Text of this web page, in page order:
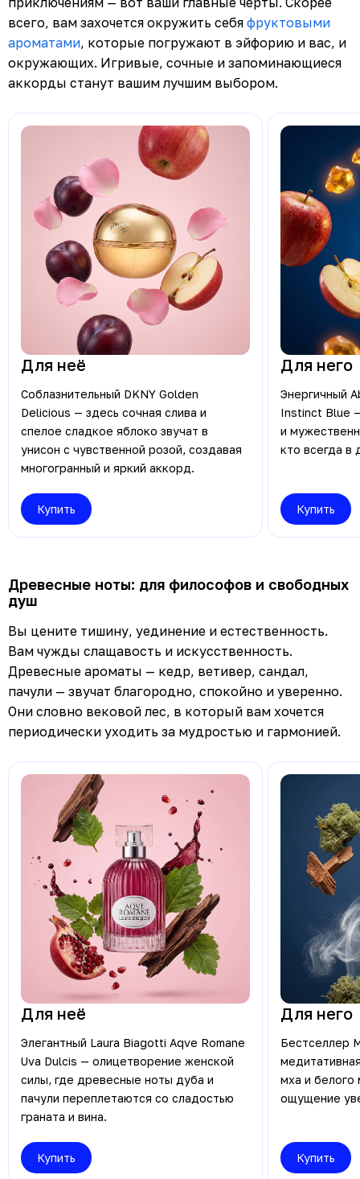
всего, вам захочется окружить себя фруктовыми
ароматами, которые погружают в эйфорию и вас, и
окружающих. Игривые, сочные и запоминающиеся
аккорды станут вашим лучшим выбором.
Для неё
Соблазнительный DKNY Golden
Delicious — здесь сочная слива и
спелое сладкое яблоко звучат в
унисон с чувственной розой, создавая
многогранный и яркий аккорд.
Купить
Для него
Энергичный
Instinct Blue
и
кто всегда в
Купить
Древесные ноты: для философов и свободных
душ
Вы цените тишину, уединение и естественность.
Вам чужды слащавость и искусственность.
Древесные ароматы — кедр, ветивер, сандал,
пачули — звучат благородно, спокойно и уверенно.
Они словно вековой лес, в который вам хочется
периодически уходить за мудростью и гармонией.
Для неё
Элегантный Laura Biagotti Aqve Romane
Uva Dulcis — олицетворение женской
силы, где древесные ноты дуба и
пачули переплетаются со сладостью
граната и вина.
Купить
Для него
Бестселлер
мха и белого
ощущение
Купить